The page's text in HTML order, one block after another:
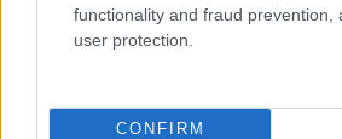
functionality and fraud prevention,
user protection.
CONFIRM